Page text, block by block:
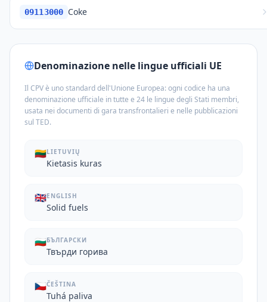
09113000 Coke
Denominazione nelle lingue ufficiali UE
Il CPV è uno standard dell'Unione Europea: ogni codice ha una
denominazione ufficiale in tutte e 24 le lingue degli Stati membri,
usata nei documenti di gara transfrontalieri e nelle pubblicazioni
sul TED.
🇱🇹LIETUVIŲ
Kietasis kuras
🇬🇧ENGLISH
Solid fuels
🇧🇬БЪЛГАРСКИ
Твърди горива
🇨🇿ČEŠTINA
Tuhá paliva